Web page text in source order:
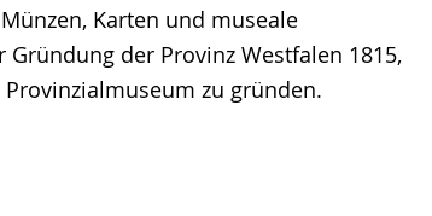
Karten und museale
der Provinz Westfalen 1815,
zu gründen.